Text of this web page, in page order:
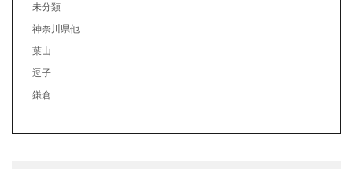
未分類
神奈川県他
葉山
逗子
鎌倉